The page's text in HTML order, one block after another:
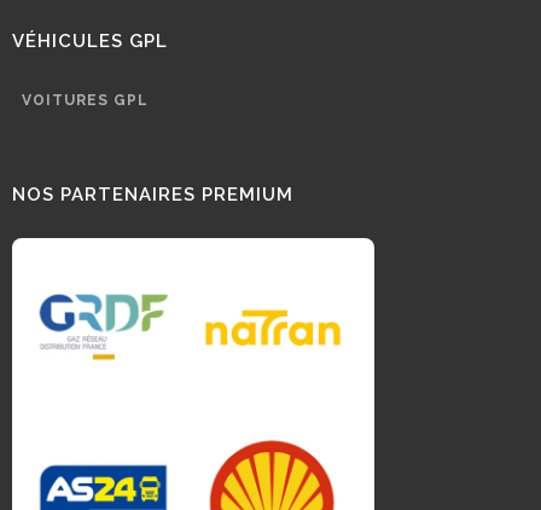
VÉHICULES GPL
VOITURES GPL
NOS PARTENAIRES PREMIUM